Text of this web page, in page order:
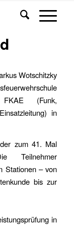
Wotschitzky
(Funk,
in
zum 41. Mal
Teilnehmer
Stationen – von
bis zur
in